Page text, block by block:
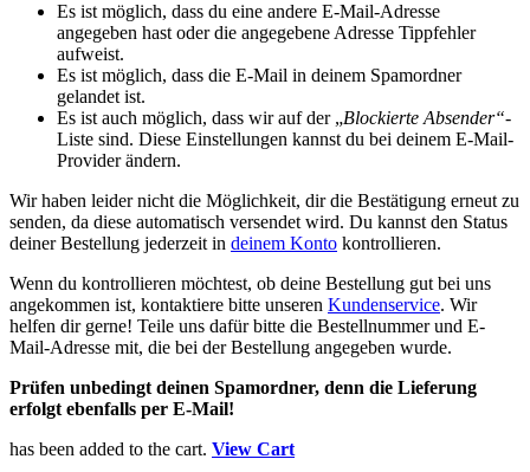
Es ist möglich, dass du eine andere E-Mail-Adresse
angegeben hast oder die angegebene Adresse Tippfehler
aufweist.
Es ist möglich, dass die E-Mail in deinem Spamordner
gelandet ist.
Es ist auch möglich, dass wir auf der „Blockierte Absender“-
Liste sind. Diese Einstellungen kannst du bei deinem E-Mail-
Provider ändern.
Wir haben leider nicht die Möglichkeit, dir die Bestätigung erneut zu
senden, da diese automatisch versendet wird. Du kannst den Status
deiner Bestellung jederzeit in deinem Konto kontrollieren.
Wenn du kontrollieren möchtest, ob deine Bestellung gut bei uns
angekommen ist, kontaktiere bitte unseren Kundenservice. Wir
helfen dir gerne! Teile uns dafür bitte die Bestellnummer und E-
Mail-Adresse mit, die bei der Bestellung angegeben wurde.
Prüfen unbedingt deinen Spamordner, denn die Lieferung
erfolgt ebenfalls per E-Mail!
has been added to the cart. View Cart